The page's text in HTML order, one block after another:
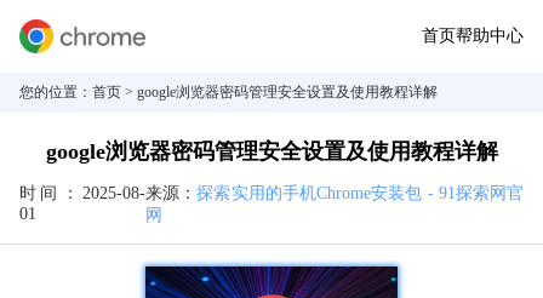
首页帮助中心
您的位置： 首页 > google浏览器密码管理安全设置及使用教程详解
google浏览器密码管理安全设置及使用教程详解
时间： 2025-08-
01
来源：探索实用的手机Chrome安装包 - 91探索网官
网